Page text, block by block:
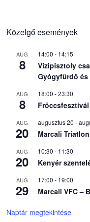
Közelgő események
AUG
8
14:00 - 14:15
Vizipisztoly
Gyógyfürdő
AUG
8
18:00 -23:30
Fröccsfesztivál
AUG
20
augusztus 20 -
Marcali
AUG
20
10:30 - 11:30
Kenyér
AUG
29
17:00 - 19:00
Marcali VFC –
Naptár megtekintése